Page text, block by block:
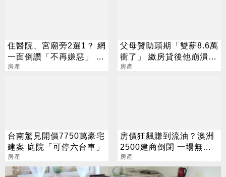
住醫院、宮廟旁2選1？ 網
一面倒讚「不再嫌惡」 揭
一隱藏優勢
房產
父母贊助頭期「雙薪8.6萬
衝了」 繳房貸後他崩潰：
被錢追著跑
房產
台南驚見開價7750萬豪宅
建案 庭院「可停六台車」
房產
房價狂飆賺到流油？澳洲
2500建商倒閉 一場無利
可圖的多頭盛宴
房產